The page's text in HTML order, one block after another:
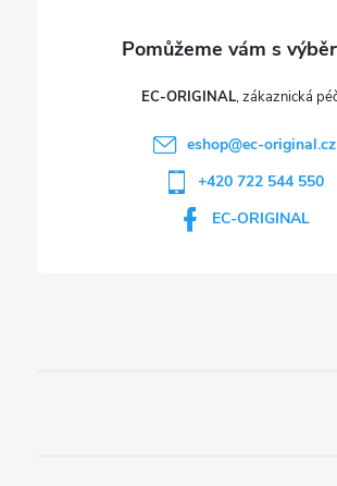
EC-ORIGINAL
eshop@ec-original.cz
+420 722 544 550
EC-ORIGINAL